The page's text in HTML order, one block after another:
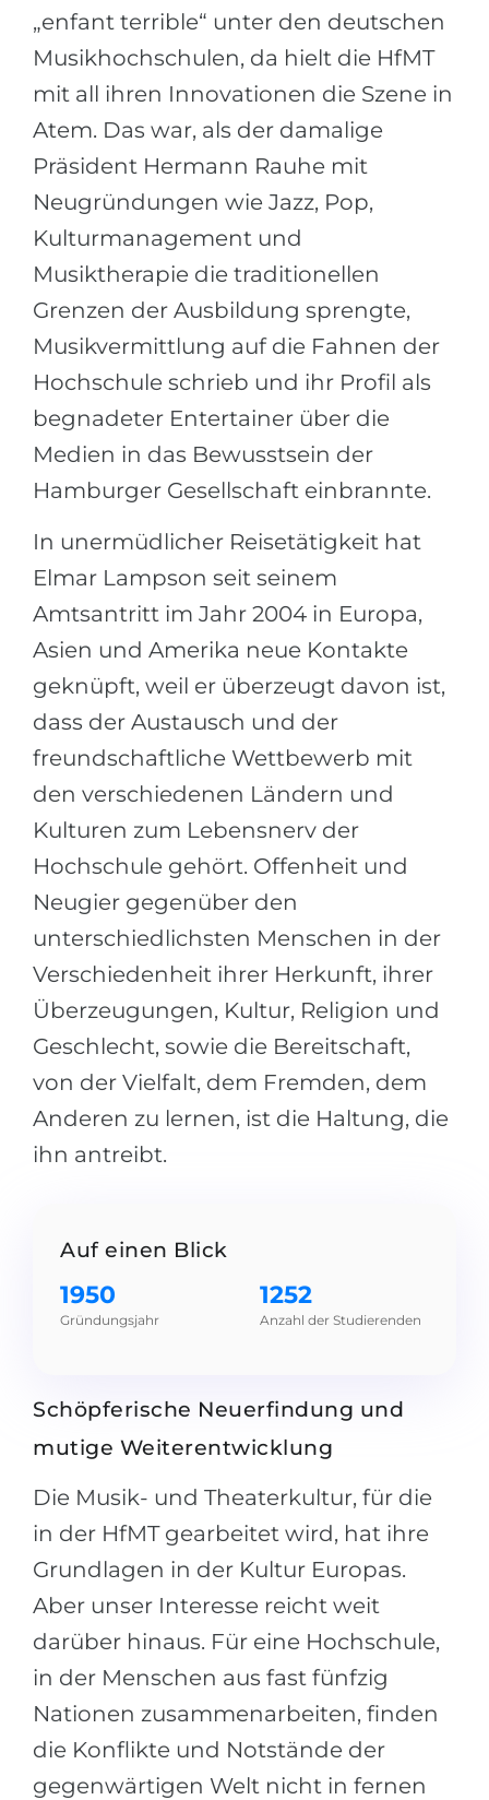
Beispiel-Stellenangebote
Holland-Test
Interessenkarte-Test
RIASEC-Test
Erfolg zu
100%
Unsere Studierenden werden
BERATUNG!
Anderes Fach
BEWERBEN AUS …
Russland
Ukraine
Kasachstan
Aserbaidschan
Armenien
Belarus
BERATUNG BUCHEN
„enfant terrible“ unter den deutschen
Musikhochschulen, da hielt die HfMT
mit all ihren Innovationen die Szene in
Atem. Das war, als der damalige
Präsident Hermann Rauhe mit
Neugründungen wie Jazz, Pop,
Kulturmanagement und
Musiktherapie die traditionellen
Grenzen der Ausbildung sprengte,
Musikvermittlung auf die Fahnen der
Hochschule schrieb und ihr Profil als
begnadeter Entertainer über die
Medien in das Bewusstsein der
Hamburger Gesellschaft einbrannte.
In unermüdlicher Reisetätigkeit hat
Elmar Lampson seit seinem
Amtsantritt im Jahr 2004 in Europa,
Asien und Amerika neue Kontakte
geknüpft, weil er überzeugt davon ist,
dass der Austausch und der
freundschaftliche Wettbewerb mit
den verschiedenen Ländern und
Kulturen zum Lebensnerv der
Hochschule gehört. Offenheit und
Neugier gegenüber den
unterschiedlichsten Menschen in der
Verschiedenheit ihrer Herkunft, ihrer
Überzeugungen, Kultur, Religion und
Geschlecht, sowie die Bereitschaft,
von der Vielfalt, dem Fremden, dem
Anderen zu lernen, ist die Haltung, die
ihn antreibt.
Auf einen Blick
1950
Gründungsjahr
1252
Anzahl der Studierenden
Schöpferische Neuerfindung und
mutige Weiterentwicklung
Die Musik- und Theaterkultur, für die
in der HfMT gearbeitet wird, hat ihre
Grundlagen in der Kultur Europas.
Aber unser Interesse reicht weit
darüber hinaus. Für eine Hochschule,
in der Menschen aus fast fünfzig
Nationen zusammenarbeiten, finden
die Konflikte und Notstände der
gegenwärtigen Welt nicht in fernen